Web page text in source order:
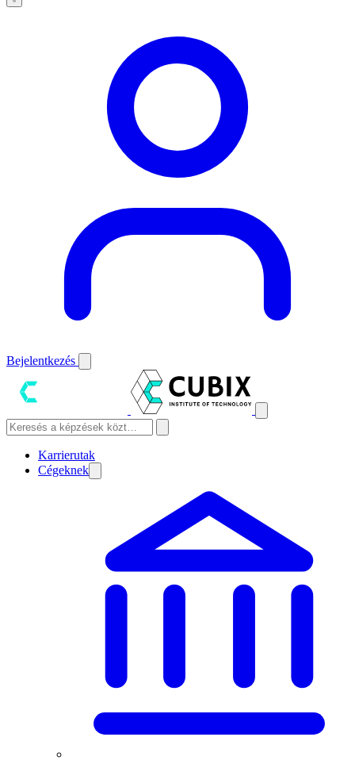
Bejelentkezés
Karrierutak
Cégeknek